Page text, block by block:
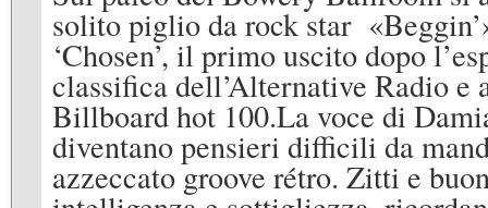
solito piglio da rock star
‘Chosen’, il primo uscito dopo
classifica dell’Alternative Radio e
Billboard hot 100.La voce di
diventano pensieri difficili da
azzeccato groove rétro. Zitti e